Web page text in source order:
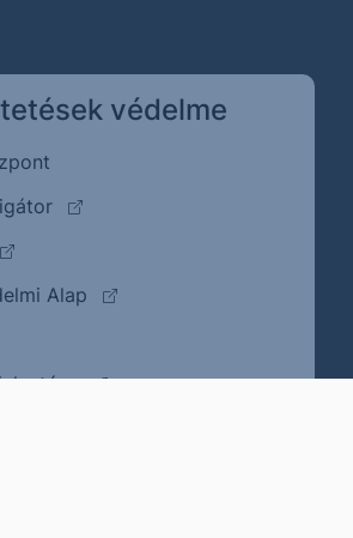
védelme
(külső oldalra ugrik)
(külső oldalra ugrik)
Alap
(külső oldalra ugrik)
(külső oldalra ugrik)